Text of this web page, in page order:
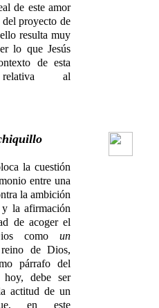
de este amor
proyecto de
resulta muy
lo que Jesús
de esta
al
la cuestión
entre una
la ambición
la afirmación
de acoger el
como un
de Dios,
párrafo del
hoy, debe ser
actitud de un
en este